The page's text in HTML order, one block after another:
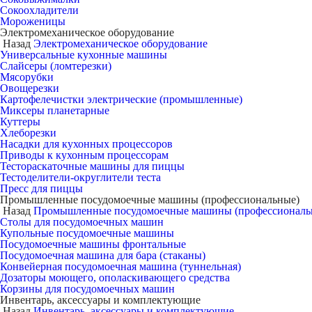
Сокоохладители
Мороженицы
Электромеханическое оборудование
Назад Электромеханическое оборудование
Универсальные кухонные машины
Слайсеры (ломтерезки)
Мясорубки
Овощерезки
Картофелечистки электрические (промышленные)
Миксеры планетарные
Куттеры
Хлеборезки
Насадки для кухонных процессоров
Приводы к кухонным процессорам
Тестораскаточные машины для пиццы
Тестоделители-округлители теста
Пресс для пиццы
Промышленные посудомоечные машины (профессиональные)
Назад Промышленные посудомоечные машины
Столы для посудомоечных машин
Купольные посудомоечные машины
Посудомоечные машины фронтальные
Посудомоечная машина для бара (стаканы)
Конвейерная посудомоечная машина (туннельная)
Дозаторы моющего, ополаскивающего средства
Корзины для посудомоечных машин
Инвентарь, аксессуары и комплектующие